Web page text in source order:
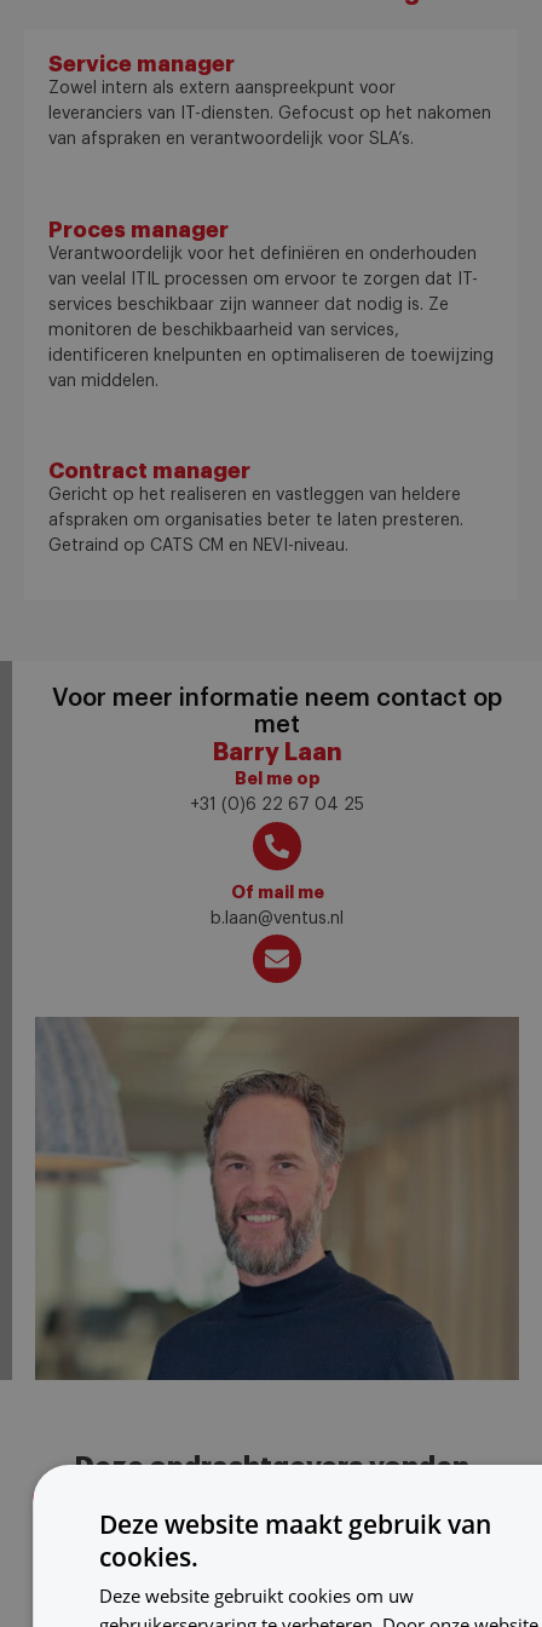
Service manager
Zowel intern als extern aanspreekpunt voor
leveranciers van IT-diensten. Gefocust op het nakomen
van afspraken en verantwoordelijk voor SLA’s.
Proces manager
Verantwoordelijk voor het definiëren en onderhouden
van veelal ITIL processen om ervoor te zorgen dat IT-
services beschikbaar zijn wanneer dat nodig is. Ze
monitoren de beschikbaarheid van services,
identificeren knelpunten en optimaliseren de toewijzing
van middelen.
Contract manager
Gericht op het realiseren en vastleggen van heldere
afspraken om organisaties beter te laten presteren.
Getraind op CATS CM en NEVI-niveau.
Voor meer informatie neem contact op
met
Barry Laan
Bel me op
+31 (0)6 22 67 04 25
Of mail me
b.laan@ventus.nl
Deze opdrachtgevers vonden
de juiste leading IT-professional
Ventus
Deze website maakt gebruik van
cookies.
Deze website gebruikt cookies om uw